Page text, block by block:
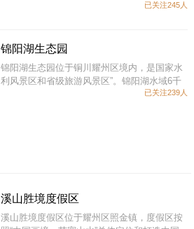
已关注245人
锦阳湖生态园
锦阳湖生态园位于铜川耀州区境内，是国家水
利风景区和省级旅游风景区”。锦阳湖水域6千
已关注239人
溪山胜境度假区
溪山胜境度假区位于耀州区照金镇，度假区按